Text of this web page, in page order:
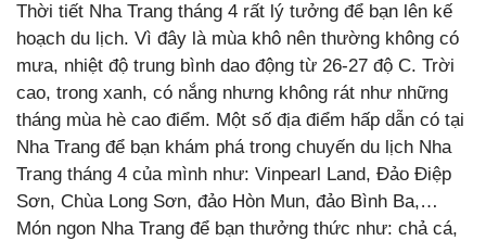
Thời tiết Nha Trang tháng 4 rất lý tưởng để bạn lên kế
hoạch du lịch. Vì đây là mùa khô nên thường không có
mưa, nhiệt độ trung bình dao động từ 26-27 độ C. Trời
cao, trong xanh, có nắng nhưng không rát như những
tháng mùa hè cao điểm. Một số địa điểm hấp dẫn có tại
Nha Trang để bạn khám phá trong chuyến du lịch Nha
Trang tháng 4 của mình như: Vinpearl Land, Đảo Điệp
Sơn, Chùa Long Sơn, đảo Hòn Mun, đảo Bình Ba,…
Món ngon Nha Trang để bạn thưởng thức như: chả cá,